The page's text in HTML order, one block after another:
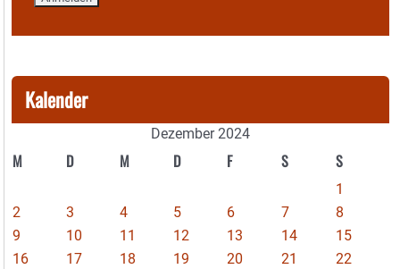
Kalender
Dezember 2024
M D M D F S S
1
2
3 4 5 6 7
8
9
10 11 12 13 14
15
16
17 18 19 20 21
22